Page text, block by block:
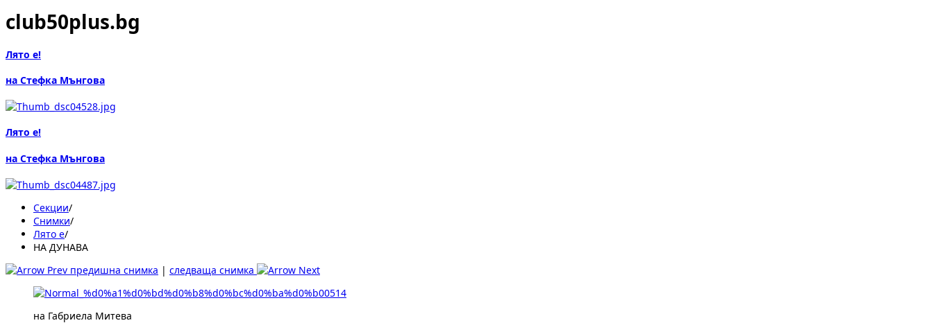
club50plus.bg
Лято е!
на Стефка Мънгова
Лято е!
на Стефка Мънгова
Секции/
Снимки/
Лято е/
НА ДУНАВА
предишна снимка | следваща снимка
на Габриела Митева